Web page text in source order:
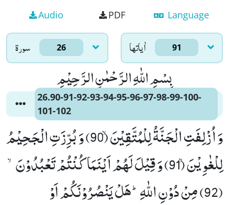
Audio PDF Language
سورۃ 26 اٰياتها 91
بِسْمِ اللّٰهِ الرَّحْمٰنِ الرَّحِیْمِ
26.90-91-92-93-94-95-96-97-98-99-100-
101-102
وَ اُزْلِفَتِ الْجَنَّةُ لِلْمُتَّقِیْنَۙ (90) وَ بُرِّزَتِ الْجَحِیْمُ
لِلْغٰوِیْنَۙ (91) وَ قِیْلَ لَهُمْ اَیْنَمَا كُنْتُمْ تَعْبُدُوْنَۙ
(92) مِنْ دُوْنِ اللّٰهِؕ-هَلْ یَنْصُرُوْنَكُمْ اَوْ